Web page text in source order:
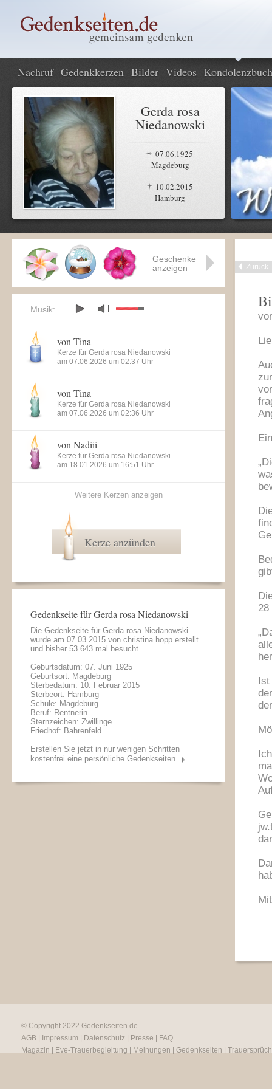
Nachruf Gedenkkerzen Bilder Videos Kondolenzbuch
Gerda rosa
Niedanowski
07.06.1925
Magdeburg
-
10.02.2015
Hamburg
Zurück
28
Ist
Geschenke
anzeigen
Musik:
von Tina
Kerze für Gerda rosa Niedanowski
am 07.06.2026 um 02:37 Uhr
von Tina
Kerze für Gerda rosa Niedanowski
am 07.06.2026 um 02:36 Uhr
von Nadiii
Kerze für Gerda rosa Niedanowski
am 18.01.2026 um 16:51 Uhr
Weitere Kerzen anzeigen
Kerze anzünden
Gedenkseite für Gerda rosa Niedanowski
Die Gedenkseite für Gerda rosa Niedanowski
wurde am 07.03.2015 von christina hopp erstellt
und bisher 53.643 mal besucht.
Geburtsdatum: 07. Juni 1925
Geburtsort: Magdeburg
Sterbedatum: 10. Februar 2015
Sterbeort: Hamburg
Schule: Magdeburg
Beruf: Rentnerin
Sternzeichen: Zwillinge
Friedhof: Bahrenfeld
Erstellen Sie jetzt in nur wenigen Schritten
kostenfrei eine persönliche Gedenkseiten
© Copyright 2022 Gedenkseiten.de
AGB
Impressum Datenschutz Presse
FAQ
Magazin
Eve-Trauerbegleitung Meinungen Gedenkseiten